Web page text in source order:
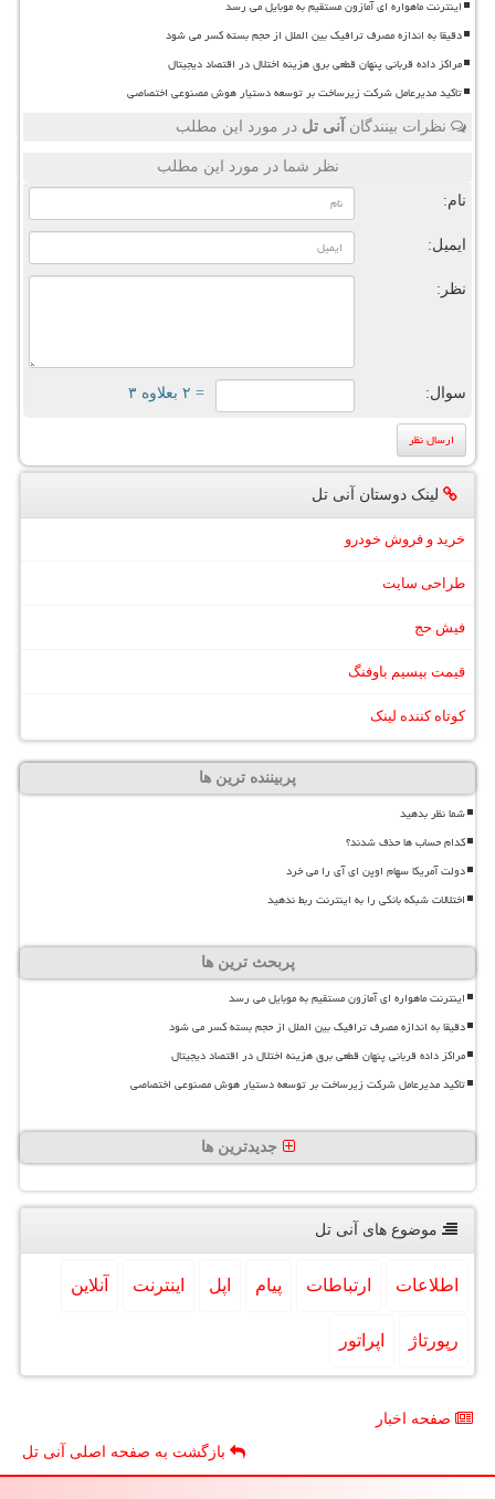
اینترنت ماهواره ای آمازون مستقیم به موبایل می رسد
دقیقا به اندازه مصرف ترافیک بین الملل از حجم بسته کسر می شود
مراکز داده قربانی پنهان قطعی برق هزینه اختلال در اقتصاد دیجیتال
تاکید مدیرعامل شرکت زیرساخت بر توسعه دستیار هوش مصنوعی اختصاصی
نظرات بینندگان آنی تل در مورد این مطلب
نظر شما در مورد این مطلب
نام:
ایمیل:
نظر:
سوال: = ۲ بعلاوه ۳
لینک دوستان آنی تل
خرید و فروش خودرو
طراحی سایت
فیش حج
قیمت بیسیم باوفنگ
کوتاه کننده لینک
پربیننده ترین ها
شما نظر بدهید
کدام حساب ها حذف شدند؟
دولت آمریکا سهام اوپن ای آی را می خرد
اختلالات شبکه بانکی را به اینترنت ربط ندهید
پربحث ترین ها
اینترنت ماهواره ای آمازون مستقیم به موبایل می رسد
دقیقا به اندازه مصرف ترافیک بین الملل از حجم بسته کسر می شود
مراکز داده قربانی پنهان قطعی برق هزینه اختلال در اقتصاد دیجیتال
تاکید مدیرعامل شرکت زیرساخت بر توسعه دستیار هوش مصنوعی اختصاصی
جدیدترین ها
موضوع های آنی تل
اطلاعات ارتباطات پیام اپل اینترنت آنلاین
رپورتاژ اپراتور
صفحه اخبار
بازگشت به صفحه اصلی آنی تل